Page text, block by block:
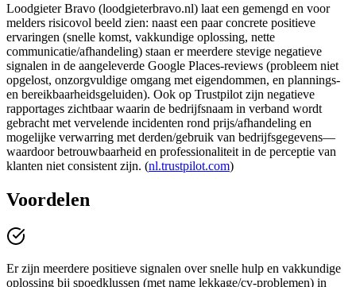
Loodgieter Bravo (loodgieterbravo.nl) laat een gemengd en voor
melders risicovol beeld zien: naast een paar concrete positieve
ervaringen (snelle komst, vakkundige oplossing, nette
communicatie/afhandeling) staan er meerdere stevige negatieve
signalen in de aangeleverde Google Places-reviews (probleem niet
opgelost, onzorgvuldige omgang met eigendommen, en plannings-
en bereikbaarheidsgeluiden). Ook op Trustpilot zijn negatieve
rapportages zichtbaar waarin de bedrijfsnaam in verband wordt
gebracht met vervelende incidenten rond prijs/afhandeling en
mogelijke verwarring met derden/gebruik van bedrijfsgegevens—
waardoor betrouwbaarheid en professionaliteit in de perceptie van
klanten niet consistent zijn. (nl.trustpilot.com)
Voordelen
Er zijn meerdere positieve signalen over snelle hulp en vakkundige
oplossing bij spoedklussen (met name lekkage/cv-problemen) in